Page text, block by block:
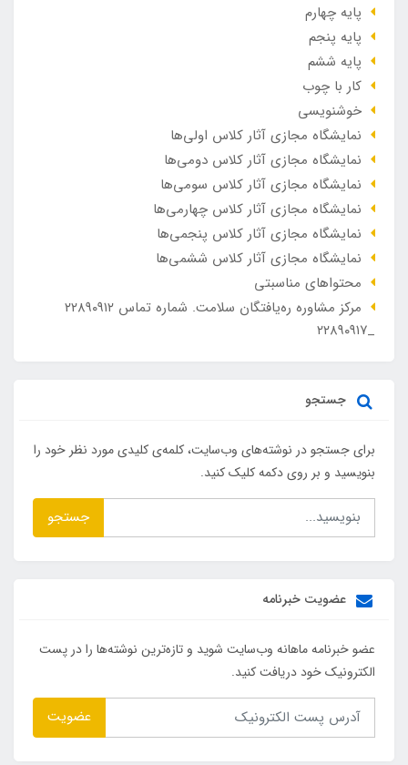
پایه چهارم
پایه پنجم
پایه ششم
کار با چوب
خوشنویسی
نمایشگاه مجازی آثار کلاس اولی‌ها
نمایشگاه مجازی آثار کلاس دومی‌ها
نمایشگاه مجازی آثار کلاس سومی‌ها
نمایشگاه مجازی آثار کلاس چهارمی‌ها
نمایشگاه مجازی آثار کلاس پنجمی‌ها
نمایشگاه مجازی آثار کلاس ششمی‌ها
محتواهای مناسبتی
مرکز مشاوره ره‌یافتگان سلامت. شماره تماس ۲۲۸۹۰۹۱۲
_۲۲۸۹۰۹۱۷
جستجو
برای جستجو در نوشته‌های وب‌سایت، کلمه‌ی کلیدی مورد نظر خود را
بنویسید و بر روی دکمه کلیک کنید.
جستجو
عضویت خبرنامه
عضو خبرنامه ماهانه وب‌سایت شوید و تازه‌ترین نوشته‌ها را در پست
الکترونیک خود دریافت کنید.
عضویت